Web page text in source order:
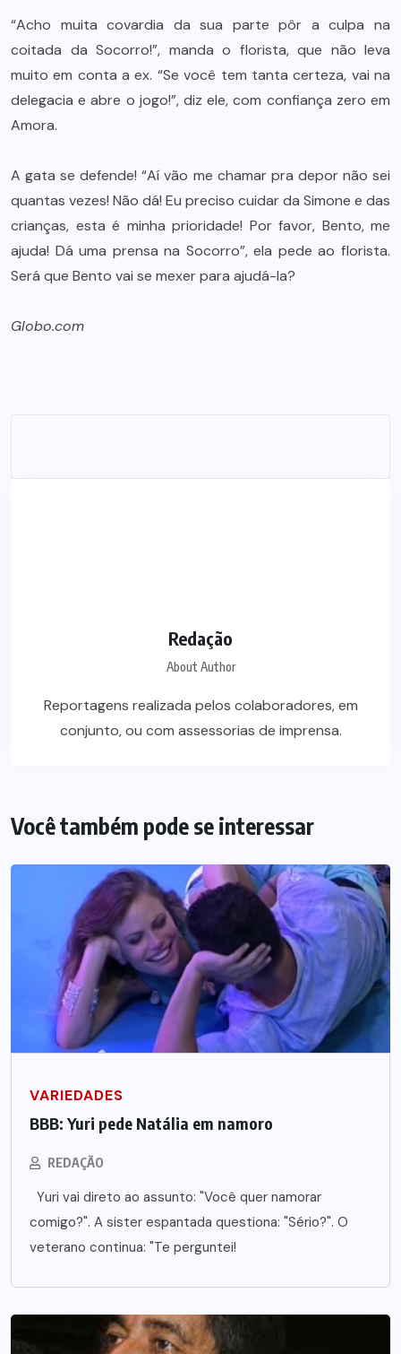
“Acho muita covardia da sua parte pôr a culpa na
coitada da Socorro!”, manda o florista, que não leva
muito em conta a ex. “Se você tem tanta certeza, vai na
delegacia e abre o jogo!”, diz ele, com confiança zero em
Amora.
A gata se defende! “Aí vão me chamar pra depor não sei
quantas vezes! Não dá! Eu preciso cuidar da Simone e das
crianças, esta é minha prioridade! Por favor, Bento, me
ajuda! Dá uma prensa na Socorro”, ela pede ao florista.
Será que Bento vai se mexer para ajudá-la?
Globo.com
Redação
About Author
Reportagens realizada pelos colaboradores, em
conjunto, ou com assessorias de imprensa.
Você também pode se interessar
VARIEDADES
BBB: Yuri pede Natália em namoro
REDAÇÃO
Yuri vai direto ao assunto: "Você quer namorar
comigo?". A sister espantada questiona: "Sério?". O
veterano continua: "Te perguntei!